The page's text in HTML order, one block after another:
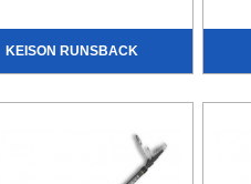
KEISON RUNSBACK